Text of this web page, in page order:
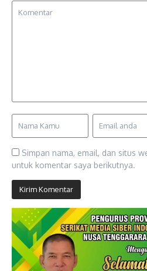
Simpan nama, email, dan situs
untuk komentar saya berikutnya.